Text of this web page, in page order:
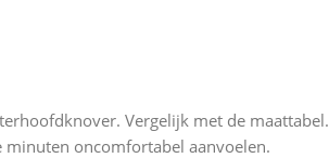
Vergelijk met de maattabel.
oncomfortabel aanvoelen.